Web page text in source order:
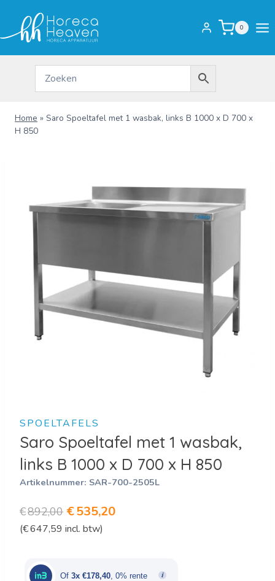
inhoud
0
Home » Saro Spoeltafel met 1 wasbak, links B 1000 x D 700 x
H 850
SPOELTAFELS
Saro Spoeltafel met 1 wasbak,
links B 1000 x D 700 x H 850
Artikelnummer: SAR-700-2505L
€892,00 Oorspronkelijke
prijs
€892,00.
€535,20Huidige
€535,20.
(€647,59 incl. btw)
Of 3x €178,40 , 0% rente